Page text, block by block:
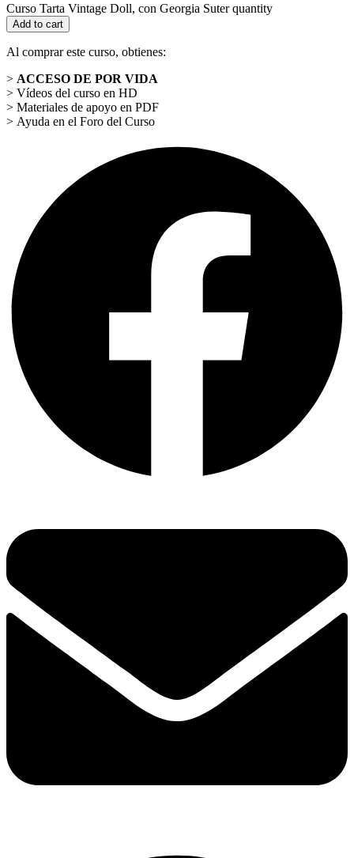
Curso Tarta Vintage Doll, con Georgia Suter quantity
Add to cart
Al comprar este curso, obtienes:
> ACCESO DE POR VIDA
> Vídeos del curso en HD
> Materiales de apoyo en PDF
> Ayuda en el Foro del Curso